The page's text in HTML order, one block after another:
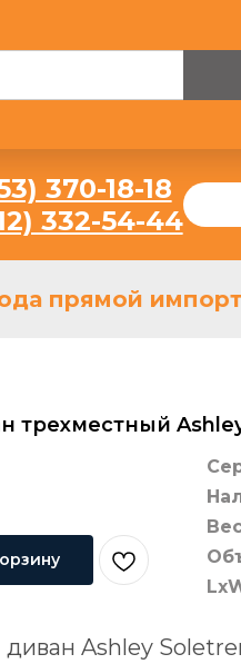
370-18-18
332-54-44
прямой
трехместный
Ashley